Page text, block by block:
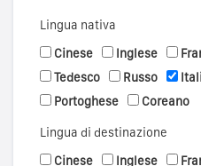
Lingua nativa
Cinese
Inglese
Tedesco
Russo
Portoghese
Coreano
Lingua di destinazione
Cinese
Inglese